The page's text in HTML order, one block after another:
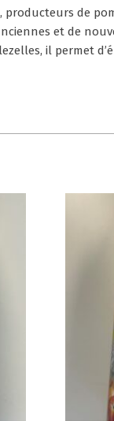
de
et de
il permet